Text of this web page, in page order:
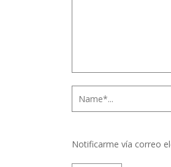
Notificarme vía correo